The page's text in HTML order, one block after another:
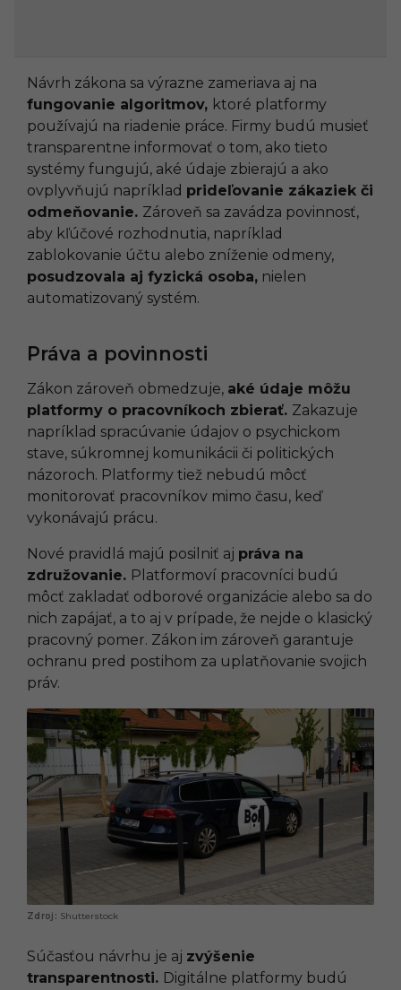
Návrh zákona sa výrazne zameriava aj na
fungovanie algoritmov, ktoré platformy
používajú na riadenie práce. Firmy budú musieť
transparentne informovať o tom, ako tieto
systémy fungujú, aké údaje zbierajú a ako
ovplyvňujú napríklad prideľovanie zákaziek či
odmeňovanie. Zároveň sa zavádza povinnosť,
aby kľúčové rozhodnutia, napríklad
zablokovanie účtu alebo zníženie odmeny,
posudzovala aj fyzická osoba, nielen
automatizovaný systém.
Práva a povinnosti
Zákon zároveň obmedzuje, aké údaje môžu
platformy o pracovníkoch zbierať. Zakazuje
napríklad spracúvanie údajov o psychickom
stave, súkromnej komunikácii či politických
názoroch. Platformy tiež nebudú môcť
monitorovať pracovníkov mimo času, keď
vykonávajú prácu.
Nové pravidlá majú posilniť aj práva na
združovanie. Platformoví pracovníci budú
môcť zakladať odborové organizácie alebo sa do
nich zapájať, a to aj v prípade, že nejde o klasický
pracovný pomer. Zákon im zároveň garantuje
ochranu pred postihom za uplatňovanie svojich
práv.
Shutterstock
Súčasťou návrhu je aj zvýšenie
transparentnosti. Digitálne platformy budú